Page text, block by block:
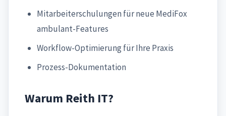
Mitarbeiterschulungen für neue MediFox
ambulant-Features
Workflow-Optimierung für Ihre Praxis
Prozess-Dokumentation
Warum Reith IT?